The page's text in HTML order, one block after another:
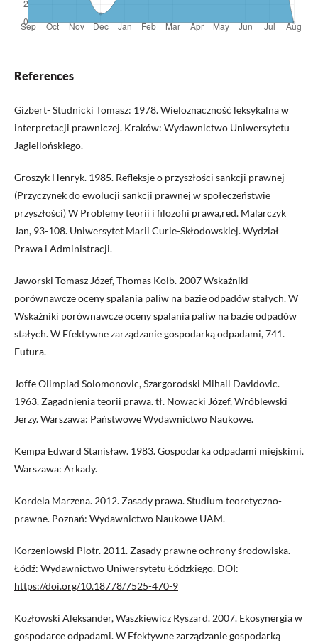
References
Gizbert- Studnicki Tomasz: 1978. Wieloznaczność leksykalna w
interpretacji prawniczej. Kraków: Wydawnictwo Uniwersytetu
Jagiellońskiego.
Groszyk Henryk. 1985. Refleksje o przyszłości sankcji prawnej
(Przyczynek do ewolucji sankcji prawnej w społeczeństwie
przyszłości) W Problemy teorii i filozofii prawa,red. Malarczyk
Jan, 93-108. Uniwersytet Marii Curie-Skłodowskiej. Wydział
Prawa i Administracji.
Jaworski Tomasz Józef, Thomas Kolb. 2007 Wskaźniki
porównawcze oceny spalania paliw na bazie odpadów stałych. W
Wskaźniki porównawcze oceny spalania paliw na bazie odpadów
stałych. W Efektywne zarządzanie gospodarką odpadami, 741.
Futura.
Joffe Olimpiad Solomonovic, Szargorodski Mihail Davidovic.
1963. Zagadnienia teorii prawa. tł. Nowacki Józef, Wróblewski
Jerzy. Warszawa: Państwowe Wydawnictwo Naukowe.
Kempa Edward Stanisław. 1983. Gospodarka odpadami miejskimi.
Warszawa: Arkady.
Kordela Marzena. 2012. Zasady prawa. Studium teoretyczno-
prawne. Poznań: Wydawnictwo Naukowe UAM.
Korzeniowski Piotr. 2011. Zasady prawne ochrony środowiska.
Łódź: Wydawnictwo Uniwersytetu Łódzkiego. DOI:
https://doi.org/10.18778/7525-470-9
Kozłowski Aleksander, Waszkiewicz Ryszard. 2007. Ekosynergia w
gospodarce odpadami. W Efektywne zarządzanie gospodarką